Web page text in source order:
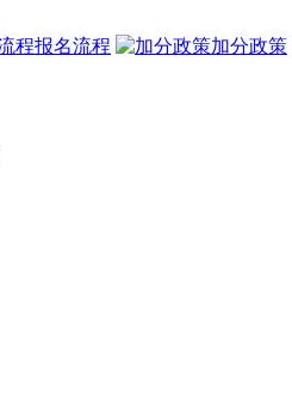
报名流程 加分政策